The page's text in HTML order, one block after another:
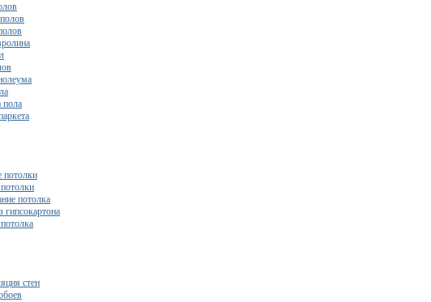
потолки
потолка
гипсокартона
стен